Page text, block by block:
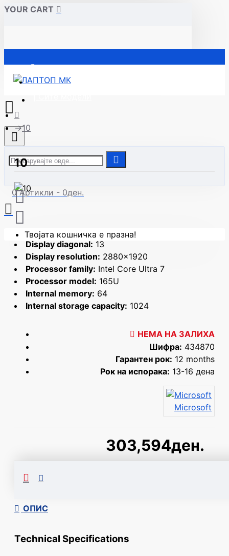
YOUR CART
Почетна
0 Артикли - 0ден.
Твојата кошничка е празна!
10
10
Display diagonal: 13
Display resolution: 2880x1920
Processor family: Intel Core Ultra 7
Processor model: 165U
Internal memory: 64
Internal storage capacity: 1024
303,594ден.
НЕМА НА ЗАЛИХА
Шифра: 434870
Гарантен рок: 12 months
Рок на испорака: 13-16 дена
Microsoft
ОПИС
Technical Specifications